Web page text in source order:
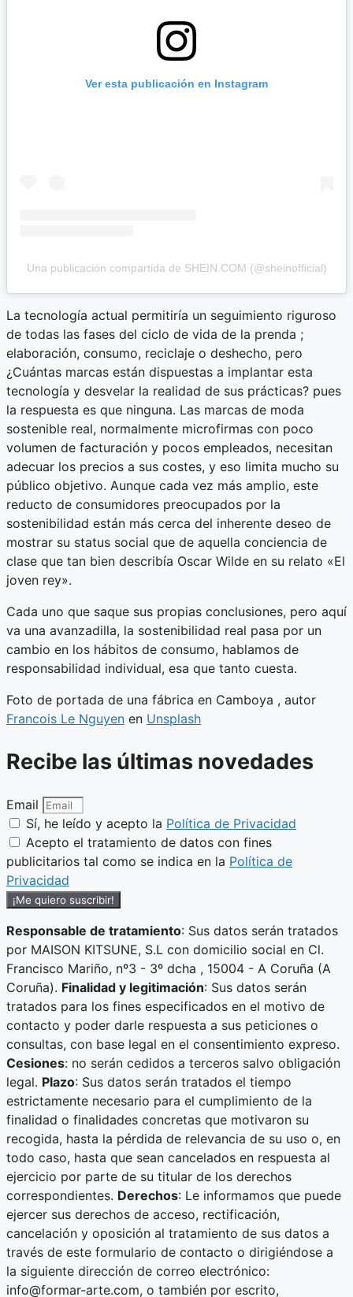
Ver esta publicación en Instagram
Una publicación compartida de SHEIN.COM (@sheinofficial)
La tecnología actual permitiría un seguimiento riguroso
de todas las fases del ciclo de vida de la prenda ;
elaboración, consumo, reciclaje o deshecho, pero
¿Cuántas marcas están dispuestas a implantar esta
tecnología y desvelar la realidad de sus prácticas? pues
la respuesta es que ninguna. Las marcas de moda
sostenible real, normalmente microfirmas con poco
volumen de facturación y pocos empleados, necesitan
adecuar los precios a sus costes, y eso limita mucho su
público objetivo. Aunque cada vez más amplio, este
reducto de consumidores preocupados por la
sostenibilidad están más cerca del inherente deseo de
mostrar su status social que de aquella conciencia de
clase que tan bien describía Oscar Wilde en su relato «El
joven rey».
Cada uno que saque sus propias conclusiones, pero aquí
va una avanzadilla, la sostenibilidad real pasa por un
cambio en los hábitos de consumo, hablamos de
responsabilidad individual, esa que tanto cuesta.
Foto de portada de una fábrica en Camboya , autor
Francois Le Nguyen en Unsplash
Recibe las últimas novedades
Email
Sí, he leído y acepto la Política de Privacidad
Acepto el tratamiento de datos con fines
publicitarios tal como se indica en la Política de
Privacidad
¡Me quiero suscribir!
Responsable de tratamiento: Sus datos serán tratados
por MAISON KITSUNE, S.L con domicilio social en Cl.
Francisco Mariño, nº3 - 3º dcha , 15004 - A Coruña (A
Coruña). Finalidad y legitimación: Sus datos serán
tratados para los fines especificados en el motivo de
contacto y poder darle respuesta a sus peticiones o
consultas, con base legal en el consentimiento expreso.
Cesiones: no serán cedidos a terceros salvo obligación
legal. Plazo: Sus datos serán tratados el tiempo
estrictamente necesario para el cumplimiento de la
finalidad o finalidades concretas que motivaron su
recogida, hasta la pérdida de relevancia de su uso o, en
todo caso, hasta que sean cancelados en respuesta al
ejercicio por parte de su titular de los derechos
correspondientes. Derechos: Le informamos que puede
ejercer sus derechos de acceso, rectificación,
cancelación y oposición al tratamiento de sus datos a
través de este formulario de contacto o dirigiéndose a
la siguiente dirección de correo electrónico:
info@formar-arte.com, o también por escrito,